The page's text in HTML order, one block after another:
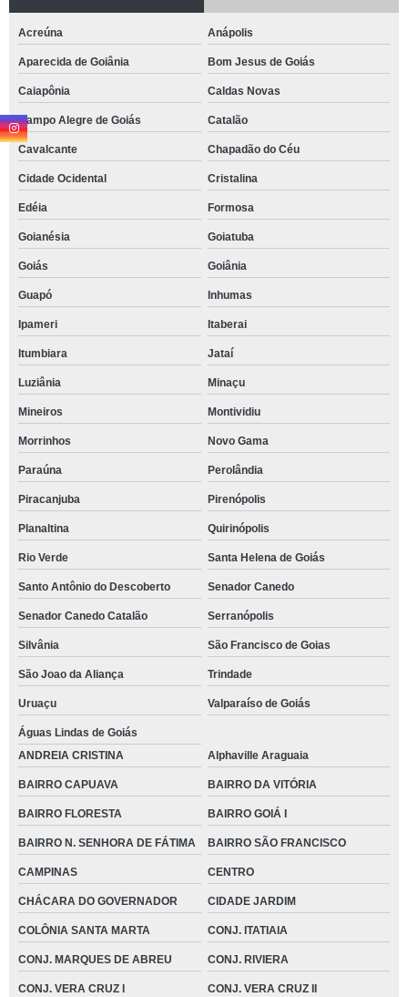
Acreúna Anápolis
Aparecida de Goiânia Bom Jesus de Goiás
Caiapônia Caldas Novas
Campo Alegre de Goiás Catalão
Cavalcante Chapadão do Céu
Cidade Ocidental Cristalina
Edéia Formosa
Goianésia Goiatuba
Goiás Goiânia
Guapó Inhumas
Ipameri Itaberai
Itumbiara Jataí
Luziânia Minaçu
Mineiros Montividiu
Morrinhos Novo Gama
Paraúna Perolândia
Piracanjuba Pirenópolis
Planaltina Quirinópolis
Rio Verde Santa Helena de Goiás
Santo Antônio do Descoberto Senador Canedo
Senador Canedo Catalão Serranópolis
Silvânia São Francisco de Goias
São Joao da Aliança Trindade
Uruaçu Valparaíso de Goiás
Águas Lindas de Goiás
ANDREIA CRISTINA
Alphaville Araguaia
BAIRRO CAPUAVA BAIRRO DA VITÓRIA
BAIRRO FLORESTA BAIRRO GOIÁ I
BAIRRO N. SENHORA DE FÁTIMA BAIRRO SÃO FRANCISCO
CAMPINAS CENTRO
CHÁCARA DO GOVERNADOR CIDADE JARDIM
COLÔNIA SANTA MARTA CONJ. ITATIAIA
CONJ. MARQUES DE ABREU CONJ. RIVIERA
CONJ. VERA CRUZ I CONJ. VERA CRUZ II